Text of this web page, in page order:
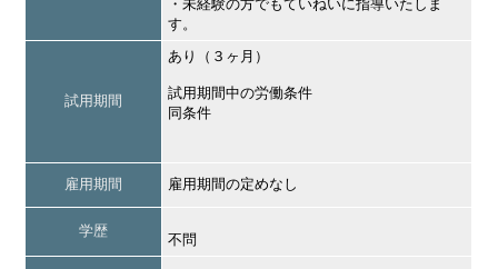
・未経験の方でもていねいに指導いたしま
す。
試用期間
あり（３ヶ月）
試用期間中の労働条件
同条件
雇用期間 雇用期間の定めなし
学歴
不問